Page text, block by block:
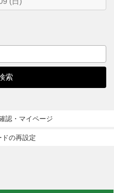
索
認・マイページ
の再設定